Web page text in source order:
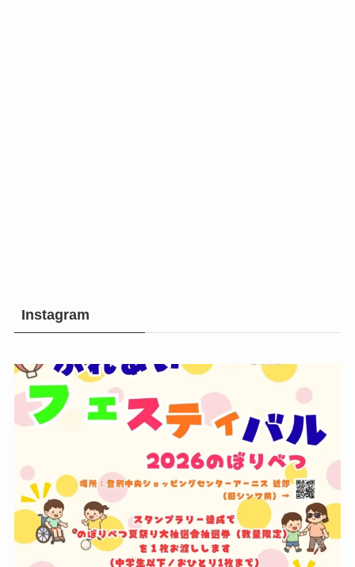
Instagram